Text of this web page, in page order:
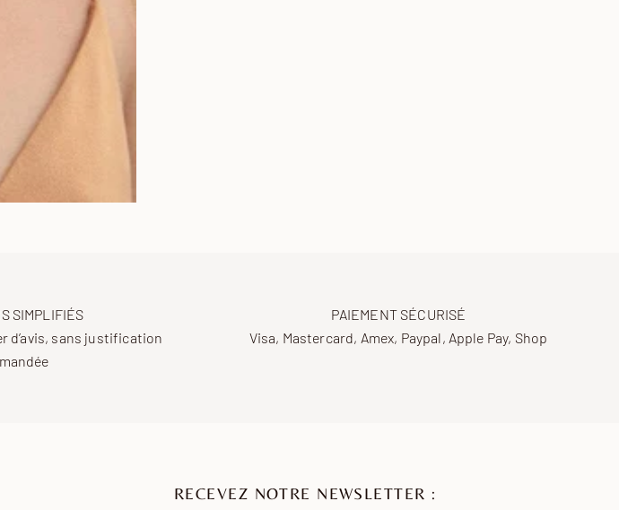
SIMPLIFIÉS
d’avis, sans justification
PAIEMENT SÉCURISÉ
Visa, Mastercard, Amex, Paypal, Apple Pay, Shop
RECEVEZ NOTRE NEWSLETTER :